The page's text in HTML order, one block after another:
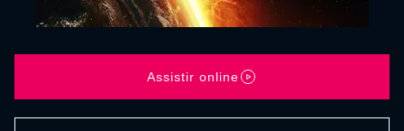
Assistir online